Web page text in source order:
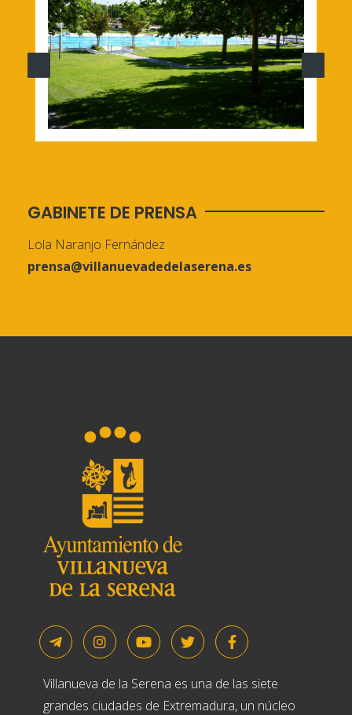
GABINETE DE PRENSA
Lola Naranjo Fernández
prensa@villanuevadedelaserena.es
Villanueva de la Serena es una de las siete
grandes ciudades de Extremadura, un núcleo